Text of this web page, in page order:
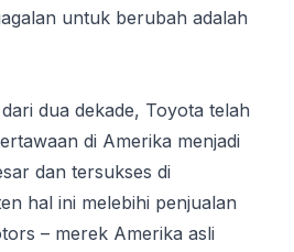
untuk berubah adalah
dua dekade, Toyota telah
di Amerika menjadi
dan tersukses di
hal ini melebihi penjualan
– merek Amerika asli